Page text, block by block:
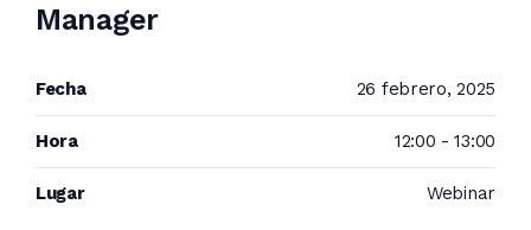
Manager
Fecha 26 febrero, 2025
Hora 12:00 - 13:00
Lugar Webinar